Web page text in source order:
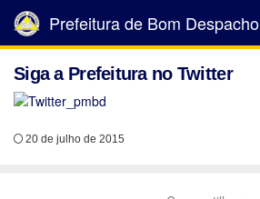
Prefeitura de Bom Despacho
Siga a Prefeitura no Twitter
20 de julho de 2015